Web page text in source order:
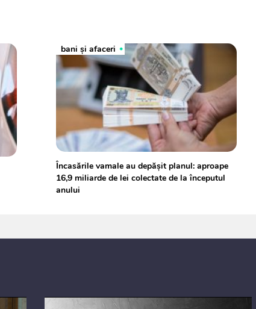
bani și afaceri
Încasările vamale au depășit planul: aproape
16,9 miliarde de lei colectate de la începutul
anului